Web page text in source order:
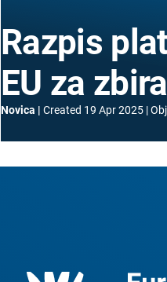
Razpis
EU za
Novica Created 19 Apr 2025